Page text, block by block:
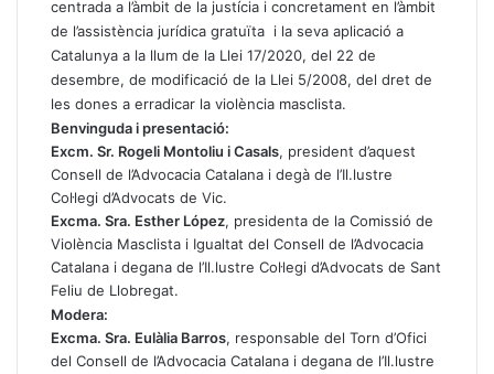
centrada a l’àmbit de la justícia i concretament en l’àmbit
de l’assistència jurídica gratuïta i la seva aplicació a
Catalunya a la llum de la Llei 17/2020, del 22 de
desembre, de modificació de la Llei 5/2008, del dret de
les dones a erradicar la violència masclista.
Benvinguda i presentació:
Excm. Sr. Rogeli Montoliu i Casals, president d’aquest
Consell de l’Advocacia Catalana i degà de l’Il.lustre
Col·legi d’Advocats de Vic.
Excma. Sra. Esther López, presidenta de la Comissió de
Violència Masclista i Igualtat del Consell de l’Advocacia
Catalana i degana de l’Il.lustre Col·legi d’Advocats de Sant
Feliu de Llobregat.
Modera:
Excma. Sra. Eulàlia Barros, responsable del Torn d’Ofici
del Consell de l’Advocacia Catalana i degana de l’Il.lustre